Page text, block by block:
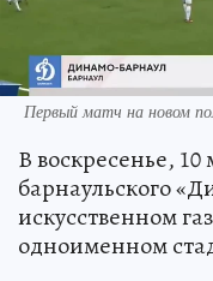
Первый матч на новом
В воскресенье,
барнаульского
искусственном
одноименном